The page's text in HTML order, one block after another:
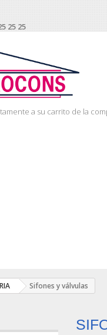
25 25
a su carrito de la
Sifones y válvulas